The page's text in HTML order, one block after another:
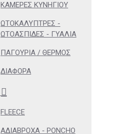
ΚΆΜΕΡΕΣ ΚΥΝΗΓΊΟΥ
ΩΤΟΚΑΛΎΠΤΡΕΣ -
ΩΤΟΑΣΠΊΔΕΣ - ΓΥΑΛΙΆ
ΠΑΓΟΎΡΙΑ / ΘΕΡΜΌΣ
ΔΙΆΦΟΡΑ
FLEECE
ΑΔΊΑΒΡΟΧΑ - PONCHO